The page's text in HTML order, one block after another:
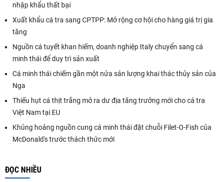
nhập khẩu thất bại
Xuất khẩu cá tra sang CPTPP: Mở rộng cơ hội cho hàng giá trị gia
tăng
Nguồn cá tuyết khan hiếm, doanh nghiệp Italy chuyển sang cá
minh thái để duy trì sản xuất
Cá minh thái chiếm gần một nửa sản lượng khai thác thủy sản của
Nga
Thiếu hụt cá thịt trắng mở ra dư địa tăng trưởng mới cho cá tra
Việt Nam tại EU
Khủng hoảng nguồn cung cá minh thái đặt chuỗi Filet-O-Fish của
McDonald's trước thách thức mới
ĐỌC NHIỀU